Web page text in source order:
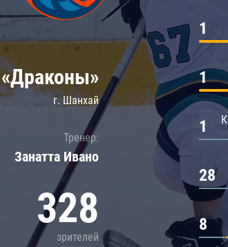
Локомотив
Шанхайские Драконы
«Драконы»
г. Шанхай
Тренер:
Занатта Иванo
328
зрителей
1
1
1
28
8